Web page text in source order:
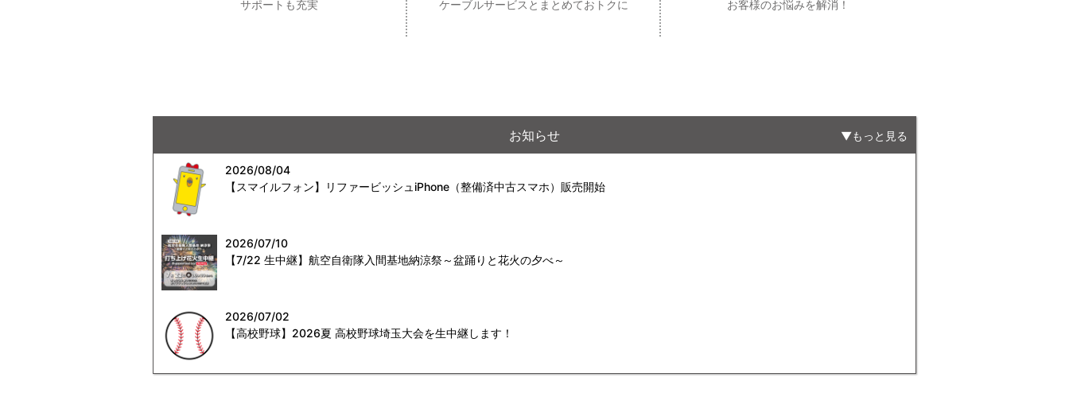
サポートも充実
ケーブルサービスとまとめておトクに
お客様のお悩みを解消！
お知らせ もっと見る
2026/08/04
【スマイルフォン】リファービッシュiPhone（整備済中古スマホ）販売開始
2026/07/10
【7/22 生中継】航空自衛隊入間基地納涼祭～盆踊りと花火の夕べ～
2026/07/02
【高校野球】2026夏 高校野球埼玉大会を生中継します！